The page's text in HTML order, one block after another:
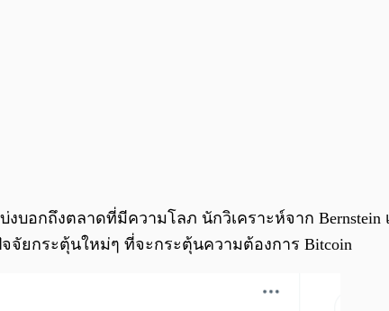
อกถึงตลาดที่มีความโลภ นักวิเคราะห์จาก
จัยกระตุ้นใหม่ๆ ที่จะกระตุ้นความต้องการ Bitcoin